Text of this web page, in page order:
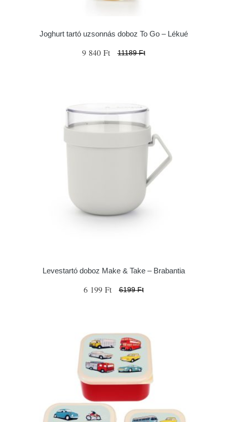
Joghurt tartó uzsonnás doboz To Go – Lékué
9 840 Ft 11189 Ft
Levestartó doboz Make & Take – Brabantia
6 199 Ft 6199 Ft